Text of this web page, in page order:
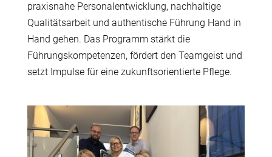
praxisnahe Personalentwicklung, nachhaltige
Qualitätsarbeit und authentische Führung Hand in
Hand gehen. Das Programm stärkt die
Führungskompetenzen, fördert den Teamgeist und
setzt Impulse für eine zukunftsorientierte Pflege.